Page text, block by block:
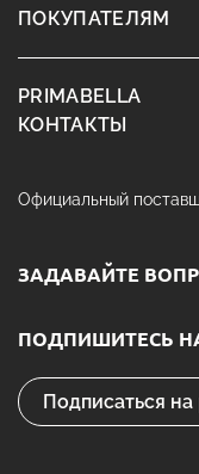
ПОКУПАТЕЛЯМ
PRIMABELLA
КОНТАКТЫ
Официальный
ЗАДАВАЙТЕ
ПОДПИШИТЕСЬ